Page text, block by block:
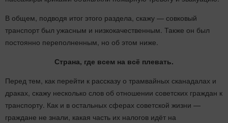
В общем, подводя итог этого раздела, скажу — совковый
транспорт был ужасным и низкокачественным. Также он был
постоянно переполненным, но об этом ниже.
Страна, где всем на всё плевать.
Перед тем, как перейти к рассказу о трамвайных сканадалах и
драках, скажу несколько слов об отношении советских граждан к
транспорту. Как и в остальных сферах советской жизни —
граждане не знали, какая часть их налогов идёт на